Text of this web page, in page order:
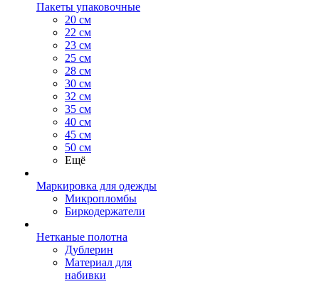
Пакеты упаковочные
20 см
22 см
23 см
25 см
28 см
30 см
32 см
35 см
40 см
45 см
50 см
Ещё
Маркировка для одежды
Микропломбы
Биркодержатели
Нетканые полотна
Дублерин
Материал для
набивки